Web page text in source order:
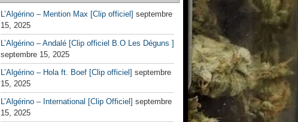
L’Algérino – Mention Max [Clip officiel] septembre
15, 2025
L’Algérino – Andalé [Clip officiel B.O Les Déguns ]
septembre 15, 2025
L’Algérino – Hola ft. Boef [Clip officiel] septembre
15, 2025
L’Algérino – International [Clip Officiel] septembre
15, 2025